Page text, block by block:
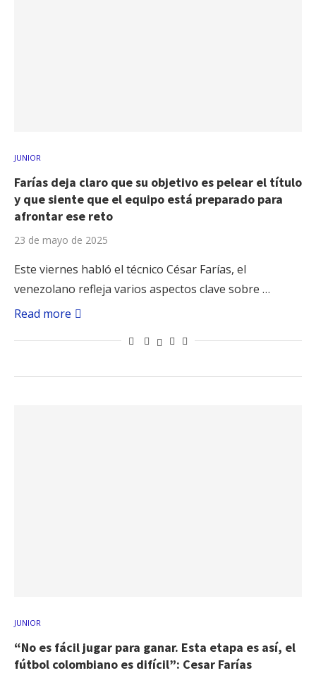
JUNIOR
Farías deja claro que su objetivo es pelear el título
y que siente que el equipo está preparado para
afrontar ese reto
23 de mayo de 2025
Este viernes habló el técnico César Farías, el
venezolano refleja varios aspectos clave sobre …
Read more
JUNIOR
“No es fácil jugar para ganar. Esta etapa es así, el
fútbol colombiano es difícil”: Cesar Farías